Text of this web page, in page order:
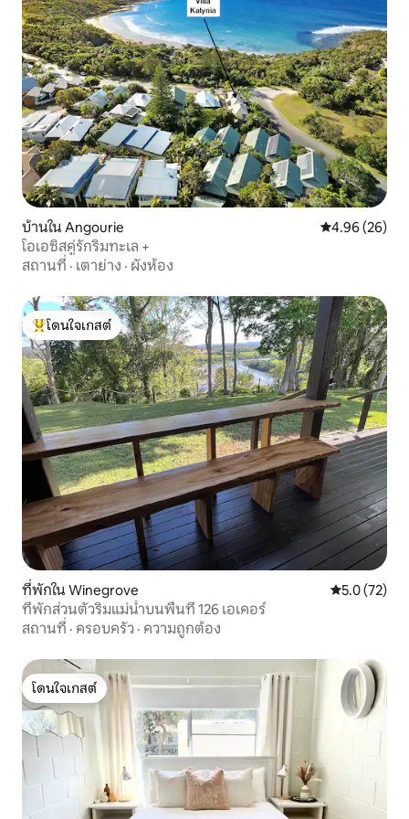
บ้านใน Angourie คะแนนเฉลี่ย
4.96 (26)
โอเอซิสคู่รักริมทะเล +
สถานที่ · เตาย่าง · ผังห้อง
โดนใจเกสต์ที่สุด
โดนใจเกสต์
ที่พักใน Winegrove คะแนนเฉลี่ย
5.0 (72)
ที่พักส่วนตัวริมแม่น้ำบนพื้นที่ 126 เอเคอร์
สถานที่ · ครอบครัว · ความถูกต้อง
โดนใจเกสต์
โดนใจเกสต์